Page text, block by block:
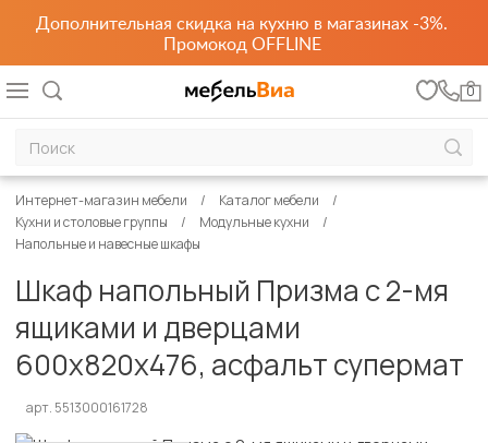
Дополнительная скидка на кухню в магазинах -3%.
Промокод OFFLINE
0
Интернет-магазин мебели
Каталог мебели
Кухни и столовые группы
Модульные кухни
Напольные и навесные шкафы
Шкаф напольный Призма с 2-мя
ящиками и дверцами
600х820х476, асфальт супермат
арт. 5513000161728